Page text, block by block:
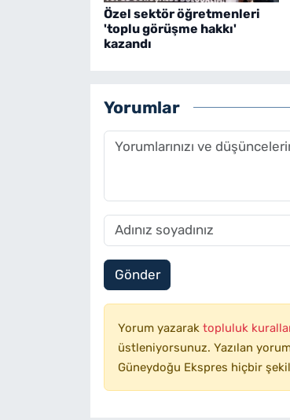
Özel sektör öğretmenleri
'toplu görüşme hakkı'
kazandı
Yorumlar
Gönder
Yorum yazarak topluluk
üstleniyorsunuz. Yazılan
Güneydoğu Ekspres hiçbir